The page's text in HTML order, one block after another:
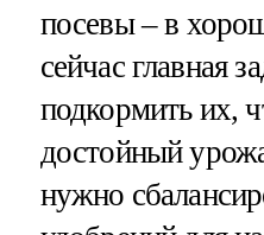
посевы – в
сейчас главная
подкормить их,
достойный
нужно